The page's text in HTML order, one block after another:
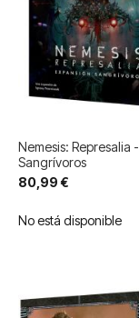
Nemesis: Represalia -
Sangrívoros
80,99 €
No está disponible